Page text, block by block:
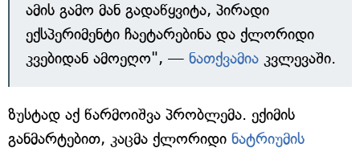
ამის გამო მან გადაწყვიტა, პირადი
ექსპერიმენტი ჩაეტარებინა და ქლორიდი
კვებიდან ამოეღო", — ნათქვამია კვლევაში.
ზუსტად აქ წარმოიშვა პრობლემა. ექიმის
განმარტებით, კაცმა ქლორიდი ნატრიუმის